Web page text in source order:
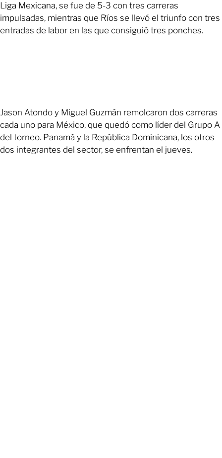
Liga Mexicana, se fue de 5-3 con tres carreras
impulsadas, mientras que Ríos se llevó el triunfo con tres
entradas de labor en las que consiguió tres ponches.
Jason Atondo y Miguel Guzmán remolcaron dos carreras
cada uno para México, que quedó como líder del Grupo A
del torneo. Panamá y la República Dominicana, los otros
dos integrantes del sector, se enfrentan el jueves.